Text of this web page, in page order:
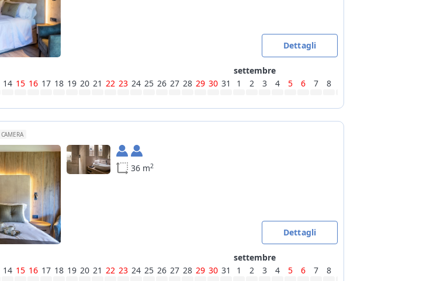
Dettagli
14 15 16 17 18 19 20 21 22 23 24 25 26 27 28 29 30 31
settembre
1
2 3 4 5 6 7 8
CAMERA
36 m2
Dettagli
14 15 16 17 18 19 20 21 22 23 24 25 26 27 28 29 30 31
settembre
1
2 3 4 5 6 7 8